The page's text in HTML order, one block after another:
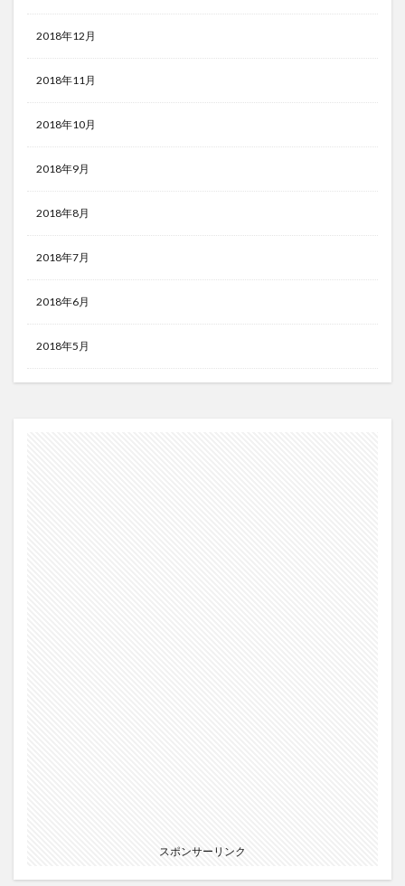
2018年12月
2018年11月
2018年10月
2018年9月
2018年8月
2018年7月
2018年6月
2018年5月
スポンサーリンク